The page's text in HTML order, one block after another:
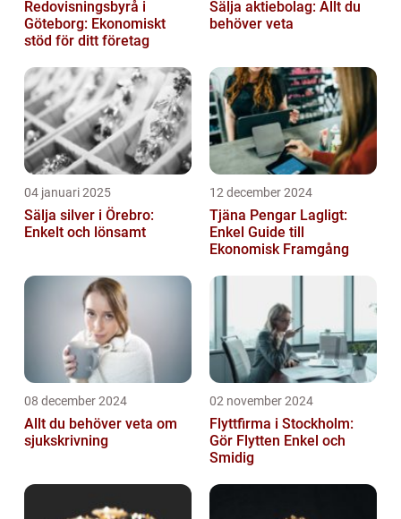
Redovisningsbyrå i
Göteborg: Ekonomiskt
stöd för ditt företag
Sälja aktiebolag: Allt du
behöver veta
04 januari 2025
Sälja silver i Örebro:
Enkelt och lönsamt
12 december 2024
Tjäna Pengar Lagligt:
Enkel Guide till
Ekonomisk Framgång
08 december 2024
Allt du behöver veta om
sjukskrivning
02 november 2024
Flyttfirma i Stockholm:
Gör Flytten Enkel och
Smidig